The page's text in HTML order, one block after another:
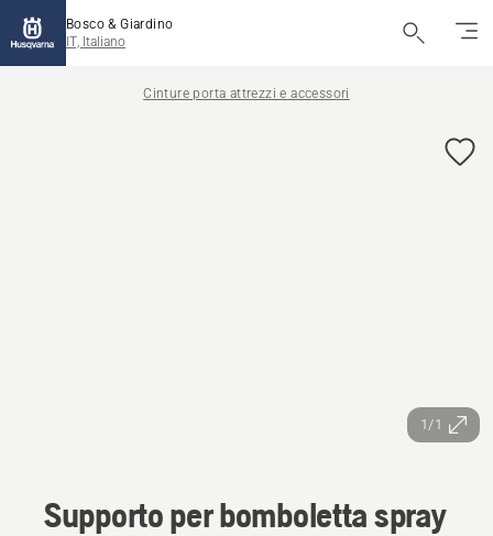
Bosco & Giardino
IT, Italiano
Cinture porta attrezzi e accessori
1/1
Supporto per bomboletta spray